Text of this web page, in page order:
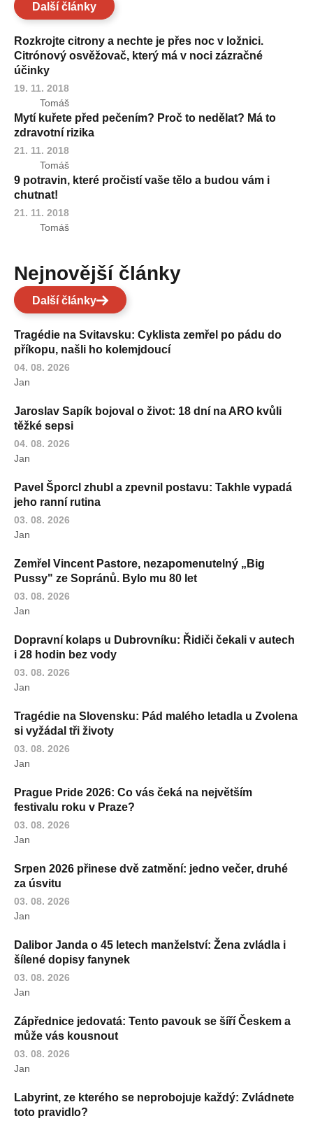
Další články
Rozkrojte citrony a nechte je přes noc v ložnici.
Citrónový osvěžovač, který má v noci zázračné
účinky
19. 11. 2018
Tomáš
Mytí kuřete před pečením? Proč to nedělat? Má to
zdravotní rizika
21. 11. 2018
Tomáš
9 potravin, které pročistí vaše tělo a budou vám i
chutnat!
21. 11. 2018
Tomáš
Nejnovější články
Další články
Tragédie na Svitavsku: Cyklista zemřel po pádu do
příkopu, našli ho kolemjdoucí
04. 08. 2026
Jan
Jaroslav Sapík bojoval o život: 18 dní na ARO kvůli
těžké sepsi
04. 08. 2026
Jan
Pavel Šporcl zhubl a zpevnil postavu: Takhle vypadá
jeho ranní rutina
03. 08. 2026
Jan
Zemřel Vincent Pastore, nezapomenutelný „Big
Pussy" ze Sopránů. Bylo mu 80 let
03. 08. 2026
Jan
Dopravní kolaps u Dubrovníku: Řidiči čekali v autech
i 28 hodin bez vody
03. 08. 2026
Jan
Tragédie na Slovensku: Pád malého letadla u Zvolena
si vyžádal tři životy
03. 08. 2026
Jan
Prague Pride 2026: Co vás čeká na největším
festivalu roku v Praze?
03. 08. 2026
Jan
Srpen 2026 přinese dvě zatmění: jedno večer, druhé
za úsvitu
03. 08. 2026
Jan
Dalibor Janda o 45 letech manželství: Žena zvládla i
šílené dopisy fanynek
03. 08. 2026
Jan
Zápřednice jedovatá: Tento pavouk se šíří Českem a
může vás kousnout
03. 08. 2026
Jan
Labyrint, ze kterého se neprobojuje každý: Zvládnete
toto pravidlo?